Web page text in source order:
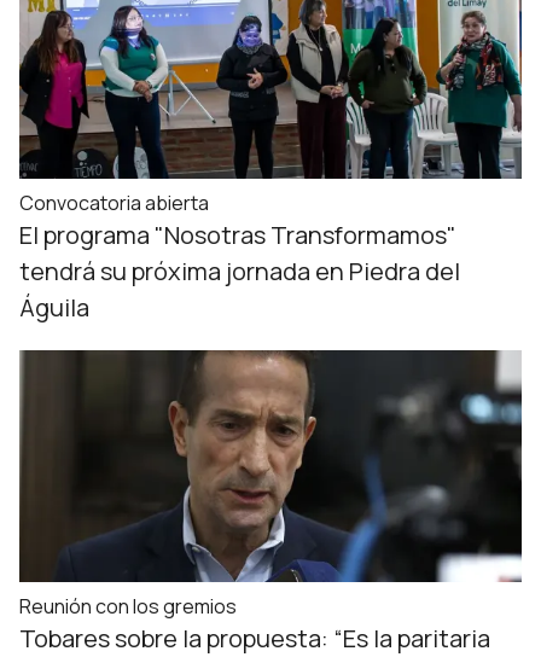
Convocatoria abierta
El programa "Nosotras Transformamos"
tendrá su próxima jornada en Piedra del
Águila
Reunión con los gremios
Tobares sobre la propuesta: “Es la paritaria